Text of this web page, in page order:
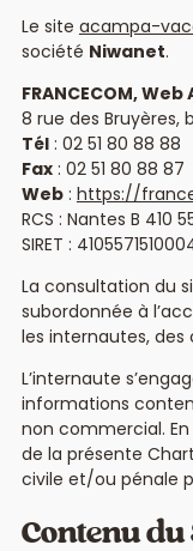
Le site acampa-
société Niwanet.
FRANCECOM,
8 rue des Bruyères,
Tél: 02 51 80 88 88
Fax: 02 51 80 88 87
Web: https://
RCS : Nantes B 410
SIRET :
La consultation du
subordonnée à
les internautes, des
L’internaute
informations
non commercial.
de la présente
civile et/ou pénale
Contenu du